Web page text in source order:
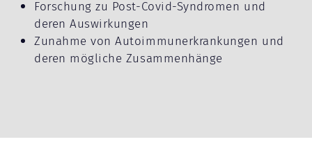
Forschung zu Post-Covid-Syndromen und
deren Auswirkungen
Zunahme von Autoimmunerkrankungen und
deren mögliche Zusammenhänge